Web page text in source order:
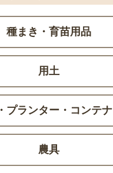
種まき・育苗用品
用土
プランター・コンテナ
農具